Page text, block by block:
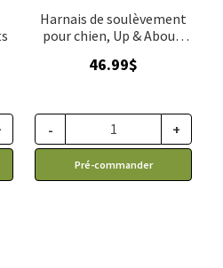
Harnais de soulèvement
pour chien, Up & About,
46.99$
- +
Pré-commander